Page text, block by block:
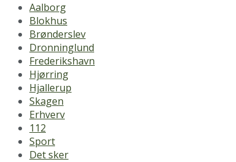
Aalborg
Blokhus
Brønderslev
Dronninglund
Frederikshavn
Hjørring
Hjallerup
Skagen
Erhverv
112
Sport
Det sker